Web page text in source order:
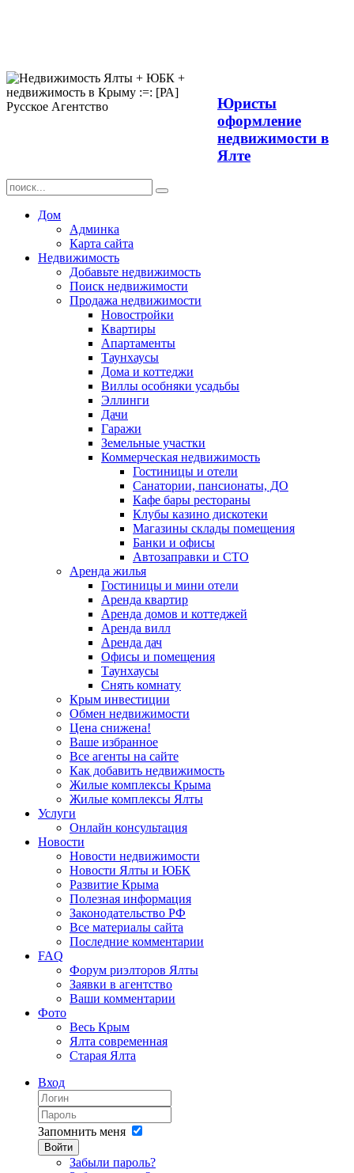
Юристы
оформление
недвижимости в
Ялте
Дом
Админка
Карта сайта
Недвижимость
Добавьте недвижимость
Поиск недвижимости
Продажа недвижимости
Новостройки
Квартиры
Апартаменты
Таунхаусы
Дома и коттеджи
Виллы особняки усадьбы
Эллинги
Дачи
Гаражи
Земельные участки
Коммерческая недвижимость
Гостиницы и отели
Санатории, пансионаты, ДО
Кафе бары рестораны
Клубы казино дискотеки
Магазины склады помещения
Банки и офисы
Автозаправки и СТО
Аренда жилья
Гостиницы и мини отели
Аренда квартир
Аренда домов и коттеджей
Аренда вилл
Аренда дач
Офисы и помещения
Таунхаусы
Снять комнату
Крым инвестиции
Обмен недвижимости
Цена снижена!
Ваше избранное
Все агенты на сайте
Как добавить недвижимость
Жилые комплексы Крыма
Жилые комплексы Ялты
Услуги
Онлайн консультация
Новости
Новости недвижимости
Новости Ялты и ЮБК
Развитие Крыма
Полезная информация
Законодательство РФ
Все материалы сайта
Последние комментарии
FAQ
Форум риэлторов Ялты
Заявки в агентство
Ваши комментарии
Фото
Весь Крым
Ялта современная
Старая Ялта
Вход
Запомнить меня
Войти
Забыли пароль?